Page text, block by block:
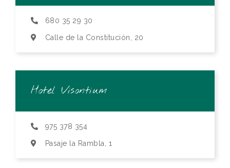
680 35 29 30
Calle de la Constitución, 20
Hotel Visontium
975 378 354
Pasaje la Rambla, 1